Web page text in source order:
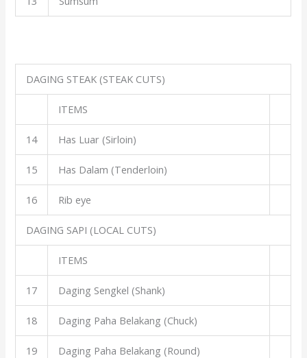
DAGING STEAK (STEAK CUTS)
ITEMS
14 Has Luar (Sirloin)
15 Has Dalam (Tenderloin)
16 Rib eye
DAGING SAPI (LOCAL CUTS)
ITEMS
17 Daging Sengkel (Shank)
18 Daging Paha Belakang (Chuck)
19 Daging Paha Belakang (Round)